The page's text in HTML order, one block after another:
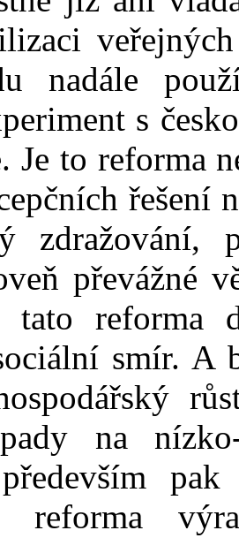
nadále
s
Je to reforma
řešení
zdražování,
převážné
tato reforma
smír. A
na
reforma